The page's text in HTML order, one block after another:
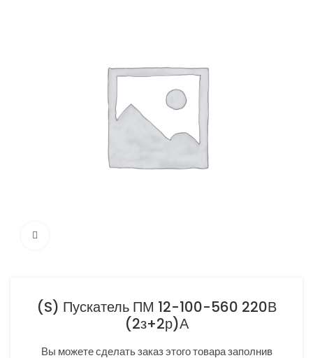
(S) Пускатель ПМ 12-100-560 220В
(2з+2р)А
Вы можете сделать заказ этого товара заполнив